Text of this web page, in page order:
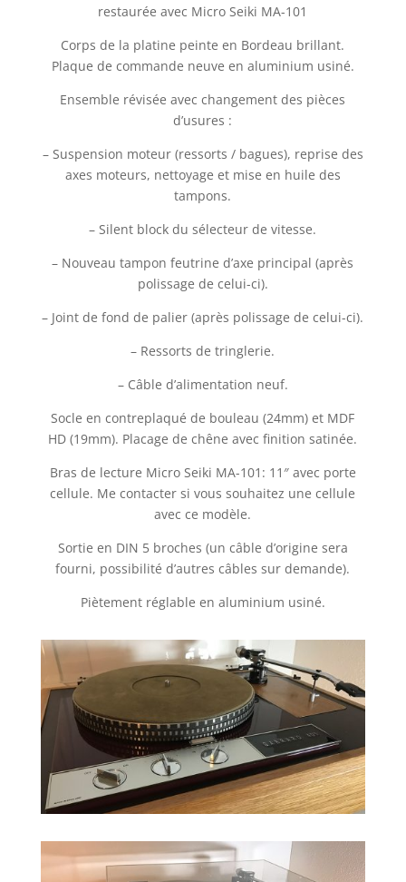
restaurée avec Micro Seiki MA-101
Corps de la platine peinte en Bordeau brillant.
Plaque de commande neuve en aluminium usiné.
Ensemble révisée avec changement des pièces
d’usures :
– Suspension moteur (ressorts / bagues), reprise des
axes moteurs, nettoyage et mise en huile des
tampons.
– Silent block du sélecteur de vitesse.
– Nouveau tampon feutrine d’axe principal (après
polissage de celui-ci).
– Joint de fond de palier (après polissage de celui-ci).
– Ressorts de tringlerie.
– Câble d’alimentation neuf.
Socle en contreplaqué de bouleau (24mm) et MDF
HD (19mm). Placage de chêne avec finition satinée.
Bras de lecture Micro Seiki MA-101: 11″ avec porte
cellule. Me contacter si vous souhaitez une cellule
avec ce modèle.
Sortie en DIN 5 broches (un câble d’origine sera
fourni, possibilité d’autres câbles sur demande).
Piètement réglable en aluminium usiné.